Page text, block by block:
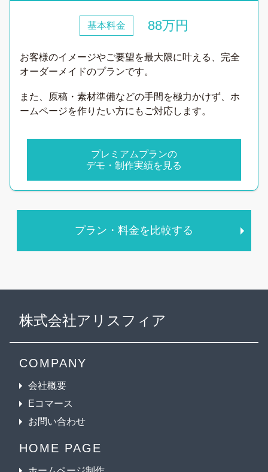
基本料金 88万円
お客様のイメージやご要望を最大限に叶える、完全
オーダーメイドのプランです。
また、原稿・素材準備などの手間を極力かけず、ホ
ームページを作りたい方にもご対応します。
プレミアムプランの
デモ・制作実績を見る
プラン・料金を比較する
株式会社アリスフィア
COMPANY
会社概要
Eコマース
お問い合わせ
HOME PAGE